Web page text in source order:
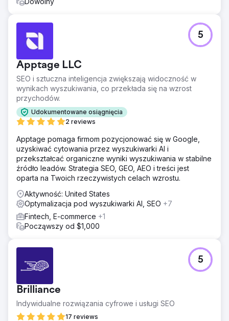
Apptage LLC
SEO i sztuczna inteligencja zwiększają widoczność w
wynikach wyszukiwania, co przekłada się na wzrost
przychodów.
Udokumentowane osiągnięcia
2 reviews
5
Apptage pomaga firmom pozycjonować się w Google,
uzyskiwać cytowania przez wyszukiwarki AI i
przekształcać organiczne wyniki wyszukiwania w stabilne
źródło leadów. Strategia SEO, GEO, AEO i treści jest
oparta na Twoich rzeczywistych celach wzrostu.
Aktywność: United States
Optymalizacja pod wyszukiwarki AI, SEO +7
Fintech, E-commerce +1
Począwszy od $1,000
Brilliance
Indywidualne rozwiązania cyfrowe i usługi SEO
17 reviews
5